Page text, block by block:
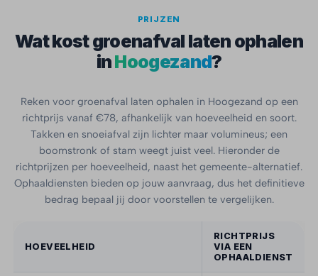
PRIJZEN
Wat kost groenafval laten ophalen
inHoogezand?
Reken voor groenafval laten ophalen in Hoogezand op een
richtprijs vanaf €78, afhankelijk van hoeveelheid en soort.
Takken en snoeiafval zijn lichter maar volumineus; een
boomstronk of stam weegt juist veel. Hieronder de
richtprijzen per hoeveelheid, naast het gemeente-alternatief.
Ophaaldiensten bieden op jouw aanvraag, dus het definitieve
bedrag bepaal jij door voorstellen te vergelijken.
HOEVEELHEID
RICHTPRIJS
VIA EEN
OPHAALDIENST